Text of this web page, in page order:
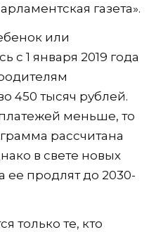
газета».
или
1 января 2019 года
450 тысяч рублей.
меньше, то
рассчитана
в свете новых
ее продлят до 2030-
только те, кто